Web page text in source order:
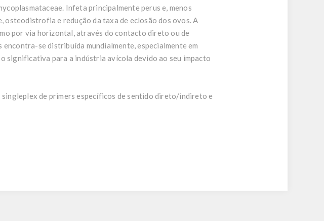
Infeta principalmente perus e, menos
e redução da taxa de eclosão dos ovos. A
por via horizontal, através do contacto direto ou de
se distribuída mundialmente, especialmente em
significativa para a indústria avícola devido ao seu impacto
de primers específicos de sentido direto/indireto e